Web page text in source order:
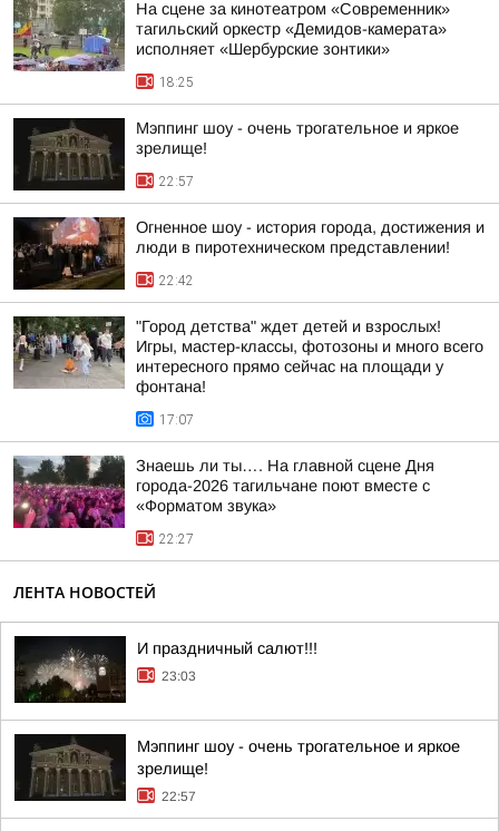
На сцене за кинотеатром «Современник»
тагильский оркестр «Демидов-камерата»
исполняет «Шербурские зонтики»
18:25
Мэппинг шоу - очень трогательное и яркое
зрелище!
22:57
Огненное шоу - история города, достижения и
люди в пиротехническом представлении!
22:42
"Город детства" ждет детей и взрослых!
Игры, мастер-классы, фотозоны и много всего
интересного прямо сейчас на площади у
фонтана!
17:07
Знаешь ли ты…. На главной сцене Дня
города-2026 тагильчане поют вместе с
«Форматом звука»
22:27
ЛЕНТА НОВОСТЕЙ
И праздничный салют!!!
23:03
Мэппинг шоу - очень трогательное и яркое
зрелище!
22:57